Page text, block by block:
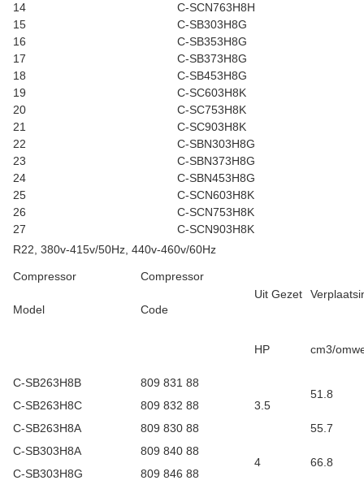
14
C-SCN763H8H
15
C-SB303H8G
16
C-SB353H8G
17
C-SB373H8G
18
C-SB453H8G
19
C-SC603H8K
20
C-SC753H8K
21
C-SC903H8K
22
C-SBN303H8G
23
C-SBN373H8G
24
C-SBN453H8G
25
C-SCN603H8K
26
C-SCN753H8K
27
C-SCN903H8K
R22, 380v-415v/50Hz, 440v-460v/60Hz
Compressor
Compressor
Uit Gezet
Model
Code
HP cm3/
C-SB263H8B
809 831 88
3.5
51.8
C-SB263H8C
809 832 88
C-SB263H8A
809 830 88
55.7
C-SB303H8A
809 840 88
4
66.8
C-SB303H8G
809 846 88